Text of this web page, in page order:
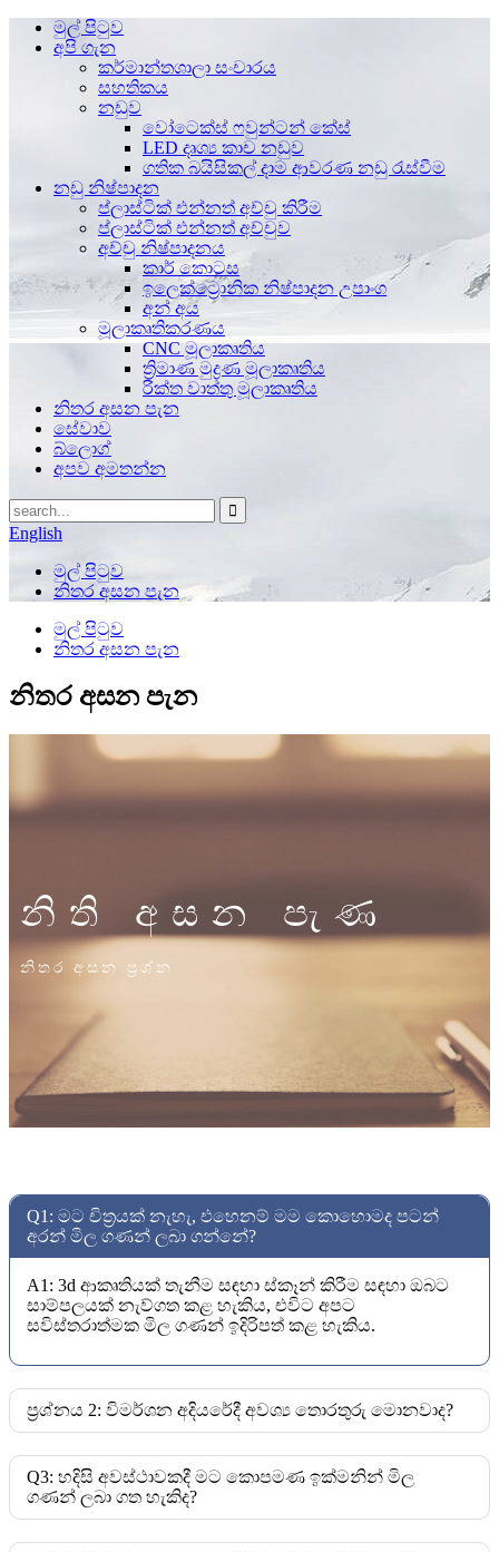
මුල් පිටුව
අපි ගැන
කර්මාන්තශාලා සංචාරය
සහතිකය
නඩුව
වෝටෙක්ස් ෆවුන්ටන් කේස්
LED දෘශ්‍ය කාච නඩුව
ගතික බයිසිකල් දාම ආවරණ නඩු රැස්වීම
නඩු නිෂ්පාදන
ප්ලාස්ටික් එන්නත් අච්චු කිරීම
ප්ලාස්ටික් එන්නත් අච්චුව
අච්චු නිෂ්පාදනය
කාර් කොටස
ඉලෙක්ට්‍රොනික නිෂ්පාදන උපාංග
අන් අය
මූලාකෘතිකරණය
CNC මූලාකෘතිය
ත්‍රිමාණ මුද්‍රණ මූලාකෘතිය
රික්ත වාත්තු මූලාකෘතිය
නිතර අසන පැන
සේවාව
බ්ලොග්
අපව අමතන්න
English
මුල් පිටුව
නිතර අසන පැන
මුල් පිටුව
නිතර අසන පැන
නිතර අසන පැන
නිති අසන පැණ
නිතර අසන ප්‍රශ්න
Q1: මට චිත්‍රයක් නැහැ, එහෙනම් මම කොහොමද පටන්
අරන් මිල ගණන් ලබා ගන්නේ?
A1: 3d ආකෘතියක් තැනීම සඳහා ස්කෑන් කිරීම සඳහා ඔබට
සාම්පලයක් නැව්ගත කළ හැකිය, එවිට අපට
සවිස්තරාත්මක මිල ගණන් ඉදිරිපත් කළ හැකිය.
ප්‍රශ්නය 2: විමර්ශන අදියරේදී අවශ්‍ය තොරතුරු මොනවාද?
Q3: හදිසි අවස්ථාවකදී මට කොපමණ ඉක්මනින් මිල
ගණන් ලබා ගත හැකිද?